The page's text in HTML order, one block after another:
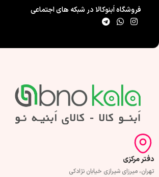
فروشگاه اَبنوکالا در شبکه های اجتماعی
دفتر مرکزی
تهران، میرزای شیرازی خیابان نژادکی